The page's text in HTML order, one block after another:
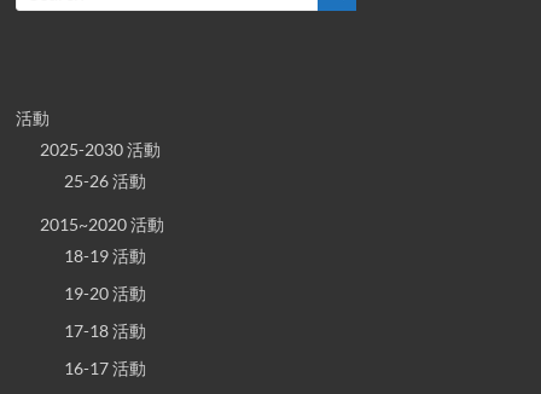
活動
2025-2030 活動
25-26 活動
2015~2020 活動
18-19 活動
19-20 活動
17-18 活動
16-17 活動